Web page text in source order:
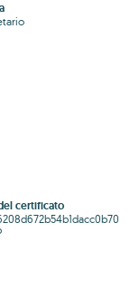
certificato